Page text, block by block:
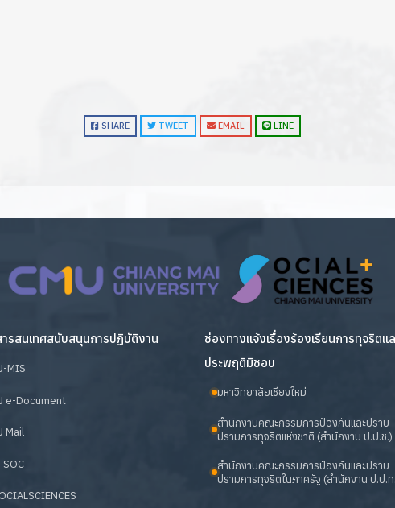
SHARE TWEET EMAIL LINE
รสนเทศสนับสนุนการปฏิบัติงาน
MIS
e-Document
Mail
ช่องทางแจ้งเรื่องร้องเรียนการทุจริตแ
ประพฤติมิชอบ
มหาวิทยาลัยเชียงใหม่
สำนักงานคณะกรรมการป้องกันและปราบ
ปรามการทุจริตแห่งชาติ (สำนักงาน ป.ป.ช.)
สำนักงานคณะกรรมการป้องกันและปราบ
ปรามการทุจริตในภาครัฐ (สำนักงาน ป.ป.ท